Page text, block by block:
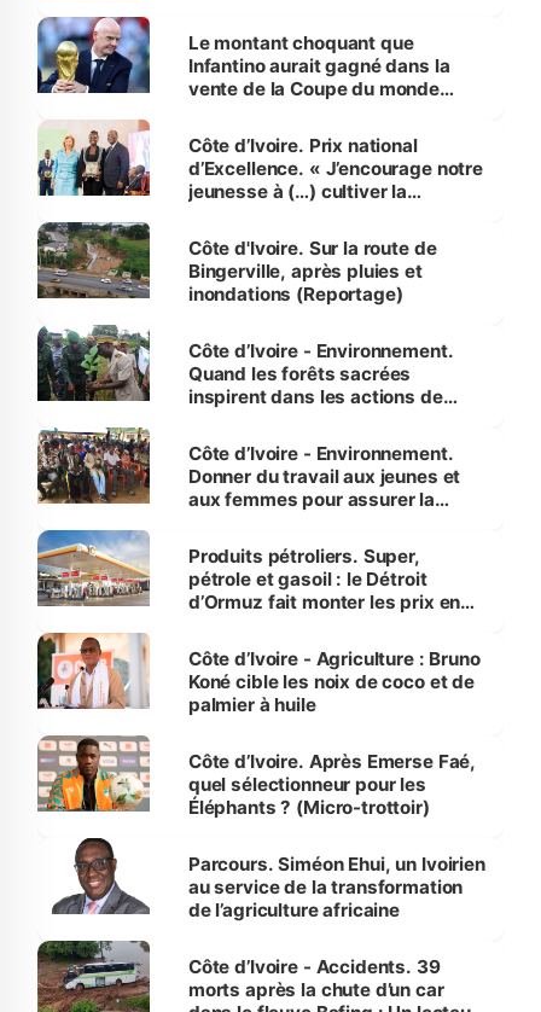
Le montant choquant que
Infantino aurait gagné dans la
vente de la Coupe du monde
Côte d’Ivoire. Prix national
d’Excellence. « J’encourage notre
jeunesse à (…) cultiver la
(Alassane Ouattara
Côte d'Ivoire. Sur la route de
Bingerville, après pluies et
inondations (Reportage)
Côte d’Ivoire - Environnement.
Quand les forêts sacrées
inspirent dans les actions de
Côte d’Ivoire - Environnement.
Donner du travail aux jeunes et
aux femmes pour assurer la
menacées
Produits pétroliers. Super,
pétrole et gasoil : le Détroit
d’Ormuz fait monter les prix en
Côte d’Ivoire - Agriculture : Bruno
Koné cible les noix de coco et de
palmier à huile
Côte d’Ivoire. Après Emerse Faé,
quel sélectionneur pour les
Éléphants ? (Micro-trottoir)
Parcours. Siméon Ehui, un Ivoirien
au service de la transformation
de l’agriculture africaine
Côte d’Ivoire - Accidents. 39
morts après la chute d’un car